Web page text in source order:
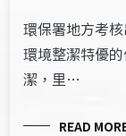
環保署地方考
環境整潔特優
潔，里…
READ